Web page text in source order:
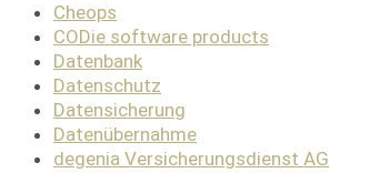
Cheops
CODie software products
Datenbank
Datenschutz
Datensicherung
Datenübernahme
degenia Versicherungsdienst AG